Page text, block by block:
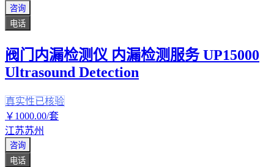
咨询
电话
阀门内漏检测仪 内漏检测服务 UP15000
Ultrasound Detection
真实性已核验
￥ 1000.00/套
江苏苏州
咨询
电话